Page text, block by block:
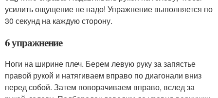
усилить ощущение не надо! Упражнение выполняется по
30 секунд на каждую сторону.
6 упражнение
Ноги на ширине плеч. Берем левую руку за запястье
правой рукой и натягиваем вправо по диагонали вниз
перед собой. Затем поворачиваем вправо, вслед за